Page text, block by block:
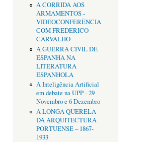
A CORRIDA AOS
ARMAMENTOS -
VIDEOCONFERÊNCIA
COM FREDERICO
CARVALHO
A GUERRA CIVIL DE
ESPANHA NA
LITERATURA
ESPANHOLA
A Inteligência Artificial
em debate na UPP - 29
Novembro e 6 Dezembro
A LONGA QUERELA
DA ARQUITECTURA
PORTUENSE – 1867-
1933